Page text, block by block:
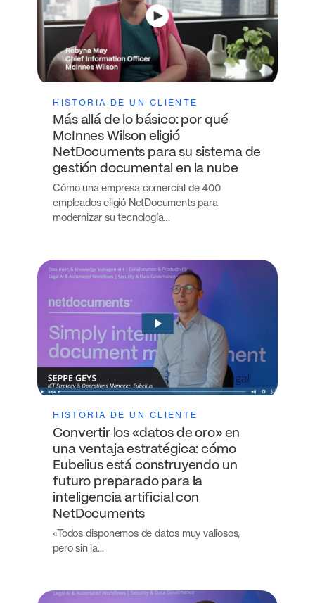
HISTORIA DE UN CLIENTE
Más allá de lo básico: por qué
McInnes Wilson eligió
NetDocuments para su sistema de
gestión documental en la nube
Cómo una empresa comercial de 400
empleados eligió NetDocuments para
modernizar su tecnología…
HISTORIA DE UN CLIENTE
Convertir los «datos de oro» en
una ventaja estratégica: cómo
Eubelius está construyendo un
futuro preparado para la
inteligencia artificial con
NetDocuments
«Todos disponemos de datos muy valiosos,
pero sin la...